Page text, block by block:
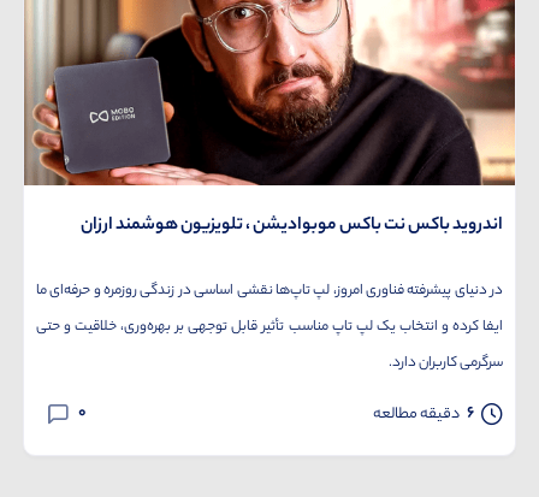
اندروید باکس نت باکس موبوادیشن ، تلویزیون هوشمند ارزان
در دنیای پیشرفته فناوری امروز، لپ تاپ‌ها نقشی اساسی در زندگی روزمره و حرفه‌ای ما
ایفا کرده و انتخاب یک لپ تاپ مناسب تأثیر قابل توجهی بر بهره‌وری، خلاقیت و حتی
سرگرمی کاربران دارد.
6 دقیقه مطالعه 0